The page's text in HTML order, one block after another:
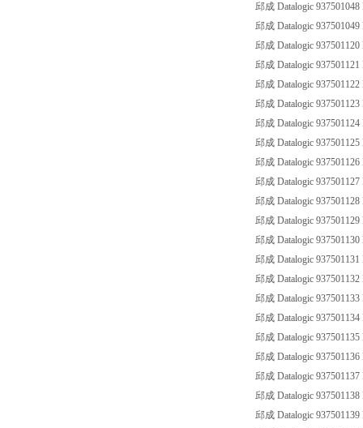
邱成 Datalogic
邱成 Datalogic
邱成 Datalogic
邱成 Datalogic
邱成 Datalogic
邱成 Datalogic
邱成 Datalogic
邱成 Datalogic
邱成 Datalogic
邱成 Datalogic
邱成 Datalogic
邱成 Datalogic
邱成 Datalogic
邱成 Datalogic
邱成 Datalogic
邱成 Datalogic
邱成 Datalogic
邱成 Datalogic
邱成 Datalogic
邱成 Datalogic
邱成 Datalogic
邱成 Datalogic